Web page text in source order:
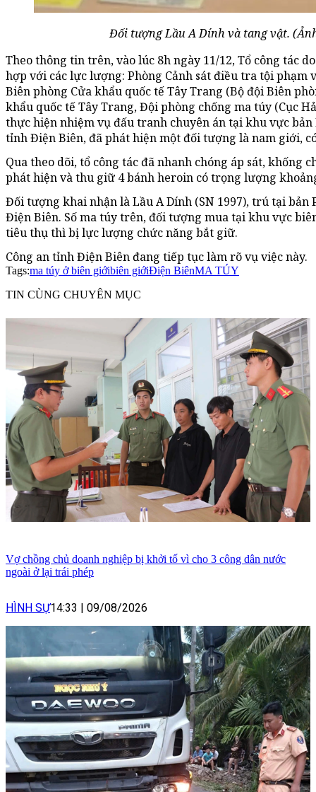
Đối tượng Lầu A Dính và tang vật.
Theo thông tin trên, vào lúc 8h ngày 11/12, Tổ công tác
hợp với các lực lượng: Phòng Cảnh sát điều tra tội phạm
Biên phòng Cửa khẩu quốc tế Tây Trang (Bộ đội Biên
khẩu quốc tế Tây Trang, Đội phòng chống ma túy (Cục
thực hiện nhiệm vụ đấu tranh chuyên án tại khu vực
tỉnh Điện Biên, đã phát hiện một đối tượng là nam giới,
Qua theo dõi, tổ công tác đã nhanh chóng áp sát, khống
phát hiện và thu giữ 4 bánh heroin có trọng lượng
Đối tượng khai nhận là Lầu A Dính (SN 1997), trú tại bản
Điện Biên. Số ma túy trên, đối tượng mua tại khu vực
tiêu thụ thì bị lực lượng chức năng bắt giữ.
Công an tỉnh Điện Biên đang tiếp tục làm rõ vụ việc này.
Tags:ma túy ở biên giớibiên giớiĐiện BiênMA TÚY
TIN CÙNG CHUYÊN MỤC
Vợ chồng chủ doanh nghiệp bị khởi tố vì cho 3 công dân nước
ngoài ở lại trái phép
HÌNH SỰ14:33 09/08/2026